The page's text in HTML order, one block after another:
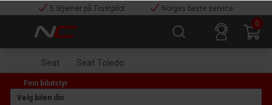
5 Stjerner på Trustpilot
Norges beste service
0
Seat Seat Toledo